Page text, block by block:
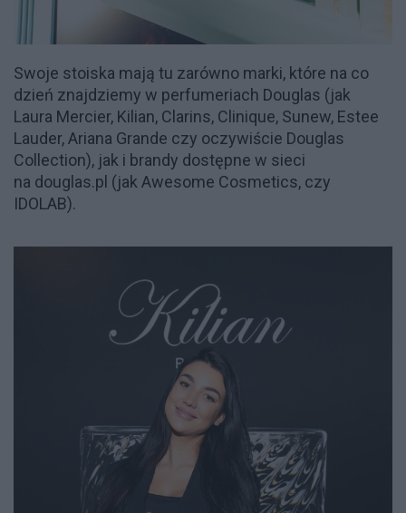
Swoje stoiska mają tu zarówno marki, które na co
dzień znajdziemy w perfumeriach Douglas (jak
Laura Mercier, Kilian, Clarins, Clinique, Sunew, Estee
Lauder, Ariana Grande czy oczywiście Douglas
Collection), jak i brandy dostępne w sieci
na douglas.pl (jak Awesome Cosmetics, czy
IDOLAB).